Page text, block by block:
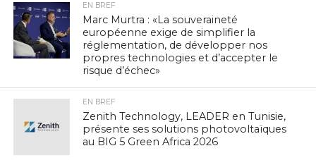
EN BREF
Marc Murtra : «La souveraineté
européenne exige de simplifier la
réglementation, de développer nos
propres technologies et d’accepter le
risque d’échec»
EN BREF
Zenith Technology, LEADER en Tunisie,
présente ses solutions photovoltaïques
au BIG 5 Green Africa 2026